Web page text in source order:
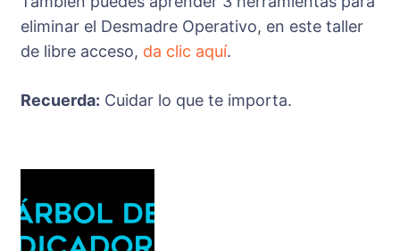
eliminar el Desmadre Operativo, en este taller
de libre acceso, da clic aquí.
Recuerda: Cuidar lo que te importa.